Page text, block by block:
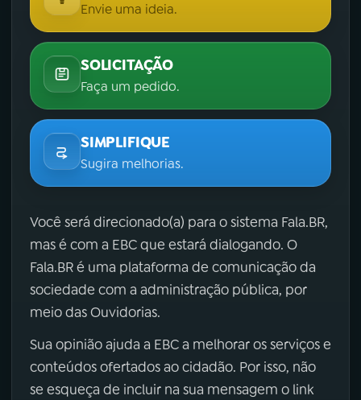
Envie uma ideia.
SOLICITAÇÃO
Faça um pedido.
SIMPLIFIQUE
Sugira melhorias.
Você será direcionado(a) para o sistema Fala.BR,
mas é com a EBC que estará dialogando. O
Fala.BR é uma plataforma de comunicação da
sociedade com a administração pública, por
meio das Ouvidorias.
Sua opinião ajuda a EBC a melhorar os serviços e
conteúdos ofertados ao cidadão. Por isso, não
se esqueça de incluir na sua mensagem o link